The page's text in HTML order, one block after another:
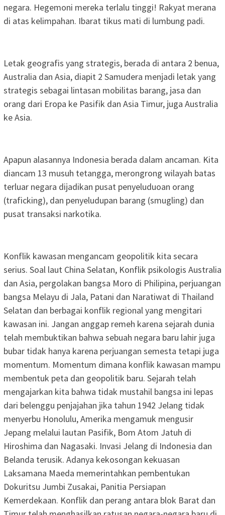
negara. Hegemoni mereka terlalu tinggi! Rakyat merana
di atas kelimpahan. Ibarat tikus mati di lumbung padi.
Letak geografis yang strategis, berada di antara 2 benua,
Australia dan Asia, diapit 2 Samudera menjadi letak yang
strategis sebagai lintasan mobilitas barang, jasa dan
orang dari Eropa ke Pasifik dan Asia Timur, juga Australia
ke Asia.
Apapun alasannya Indonesia berada dalam ancaman. Kita
diancam 13 musuh tetangga, merongrong wilayah batas
terluar negara dijadikan pusat penyeluduoan orang
(traficking), dan penyeludupan barang (smugling) dan
pusat transaksi narkotika.
Konflik kawasan mengancam geopolitik kita secara
serius. Soal laut China Selatan, Konflik psikologis Australia
dan Asia, pergolakan bangsa Moro di Philipina, perjuangan
bangsa Melayu di Jala, Patani dan Naratiwat di Thailand
Selatan dan berbagai konflik regional yang mengitari
kawasan ini. Jangan anggap remeh karena sejarah dunia
telah membuktikan bahwa sebuah negara baru lahir juga
bubar tidak hanya karena perjuangan semesta tetapi juga
momentum. Momentum dimana konflik kawasan mampu
membentuk peta dan geopolitik baru. Sejarah telah
mengajarkan kita bahwa tidak mustahil bangsa ini lepas
dari belenggu penjajahan jika tahun 1942 Jelang tidak
menyerbu Honolulu, Amerika mengamuk mengusir
Jepang melalui lautan Pasifik, Bom Atom Jatuh di
Hiroshima dan Nagasaki. Invasi Jelang di Indonesia dan
Belanda terusik. Adanya kekosongan kekuasan
Laksamana Maeda memerintahkan pembentukan
Dokuritsu Jumbi Zusakai, Panitia Persiapan
Kemerdekaan. Konflik dan perang antara blok Barat dan